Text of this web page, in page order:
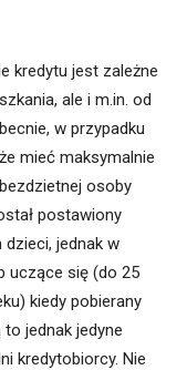
kredytu jest zależne
ale i m.in. od
w przypadku
mieć maksymalnie
osoby
postawiony
jednak w
uczące się (do 25
kiedy pobierany
to jednak jedyne
kredytobiorcy. Nie